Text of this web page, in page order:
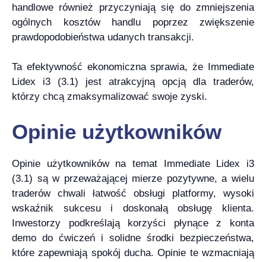
handlowe również przyczyniają się do zmniejszenia
ogólnych kosztów handlu poprzez zwiększenie
prawdopodobieństwa udanych transakcji.
Ta efektywność ekonomiczna sprawia, że Immediate
Lidex i3 (3.1) jest atrakcyjną opcją dla traderów,
którzy chcą zmaksymalizować swoje zyski.
Opinie użytkowników
Opinie użytkowników na temat Immediate Lidex i3
(3.1) są w przeważającej mierze pozytywne, a wielu
traderów chwali łatwość obsługi platformy, wysoki
wskaźnik sukcesu i doskonałą obsługę klienta.
Inwestorzy podkreślają korzyści płynące z konta
demo do ćwiczeń i solidne środki bezpieczeństwa,
które zapewniają spokój ducha. Opinie te wzmacniają